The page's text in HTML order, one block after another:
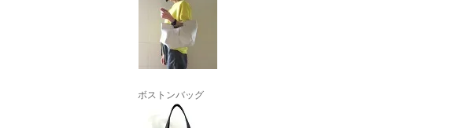
ボストンバッグ